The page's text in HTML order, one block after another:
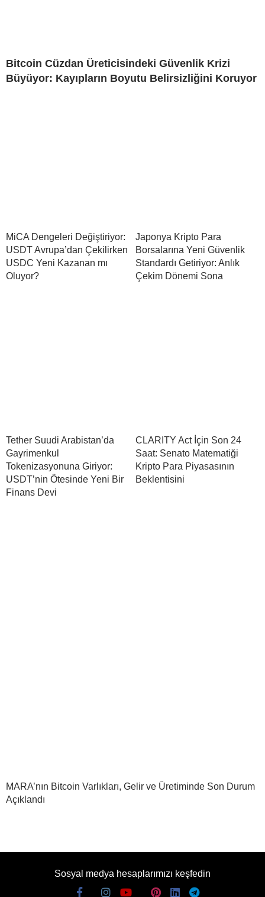
Bitcoin Cüzdan Üreticisindeki Güvenlik Krizi
Büyüyor: Kayıpların Boyutu Belirsizliğini Koruyor
MiCA Dengeleri Değiştiriyor:
USDT Avrupa’dan Çekilirken
USDC Yeni Kazanan mı
Oluyor?
Japonya Kripto Para
Borsalarına Yeni Güvenlik
Standardı Getiriyor: Anlık
Çekim Dönemi Sona
Tether Suudi Arabistan’da
Gayrimenkul
Tokenizasyonuna Giriyor:
USDT’nin Ötesinde Yeni Bir
Finans Devi
CLARITY Act İçin Son 24
Saat: Senato Matematiği
Kripto Para Piyasasının
Beklentisini
MARA’nın Bitcoin Varlıkları, Gelir ve Üretiminde Son Durum
Açıklandı
Sosyal medya hesaplarımızı keşfedin